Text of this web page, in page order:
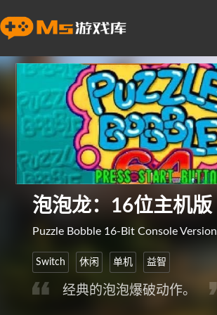
泡泡龙：16位主机版
Puzzle Bobble 16-Bit Console Version
Switch 休闲 单机 益智
经典的泡泡爆破动作。